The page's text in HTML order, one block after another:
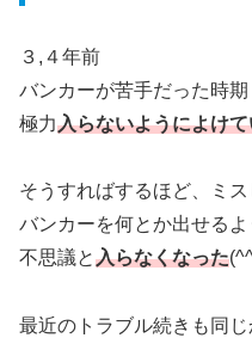
３,４年前
バンカーが苦手だった時期
極力入らないようによけ
そうすればするほど、ミ
バンカーを何とか出せる
不思議と入らなくなった
最近のトラブル続きも同じ